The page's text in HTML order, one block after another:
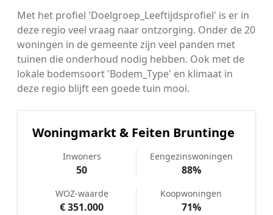
Met het profiel 'Doelgroep_Leeftijdsprofiel' is er in
deze regio veel vraag naar ontzorging. Onder de 20
woningen in de gemeente zijn veel panden met
tuinen die onderhoud nodig hebben. Ook met de
lokale bodemsoort 'Bodem_Type' en klimaat in
deze regio blijft een goede tuin mooi.
Woningmarkt & Feiten Bruntinge
Inwoners
50
Eengezinswoningen
88%
WOZ-waarde
€ 351.000
Koopwoningen
71%